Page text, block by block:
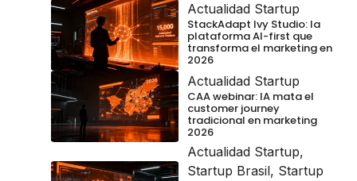
Actualidad Startup
StackAdapt Ivy Studio: la
plataforma AI-first que
transforma el marketing en
2026
Actualidad Startup
CAA webinar: IA mata el
customer journey
tradicional en marketing
2026
Actualidad Startup,
Startup Brasil, Startup